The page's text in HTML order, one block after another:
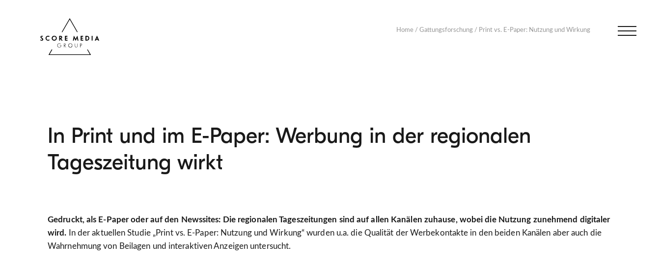
Home / Gattungsforschung / Print vs. E-Paper: Nutzung und Wirkung
In Print und im E-Paper: Werbung in der regionalen
Tageszeitung wirkt
Gedruckt, als E-Paper oder auf den Newssites: Die regionalen Tageszeitungen sind auf allen Kanälen zuhause, wobei die Nutzung zunehmend digitaler
wird. In der aktuellen Studie „Print vs. E-Paper: Nutzung und Wirkung“ wurden u.a. die Qualität der Werbekontakte in den beiden Kanälen aber auch die
Wahrnehmung von Beilagen und interaktiven Anzeigen untersucht.